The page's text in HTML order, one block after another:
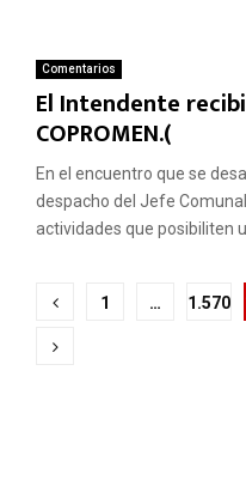
Comentarios
El Intendente
COPROMEN.(
En el encuentro que se
despacho del Jefe
actividades que posibiliten
Paginación
de
1 … 1.570